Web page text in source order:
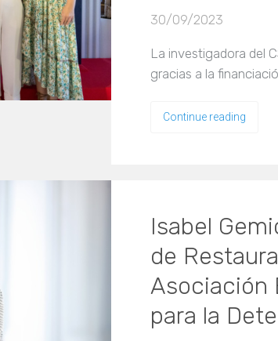
30/09/2023
La investigadora del
gracias a la
Continue reading
Isabel
de
Asociación
para la